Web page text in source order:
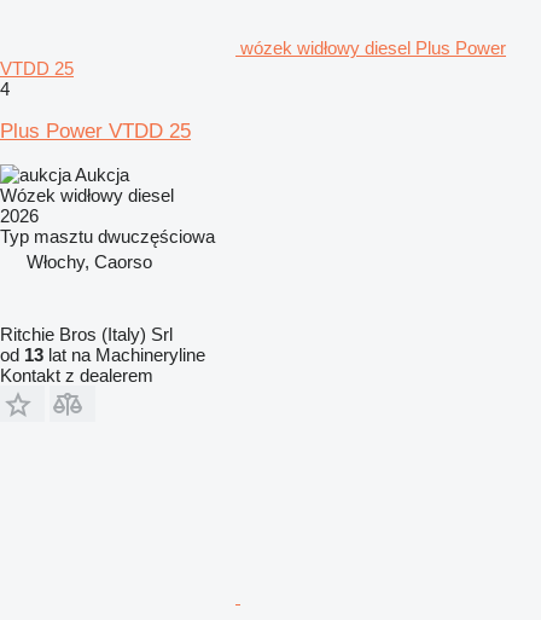
wózek widłowy diesel Plus Power
VTDD 25
4
Plus Power VTDD 25
Aukcja
Wózek widłowy diesel
2026
Typ masztu dwuczęściowa
Włochy, Caorso
Ritchie Bros (Italy) Srl
od 13 lat na Machineryline
Kontakt z dealerem